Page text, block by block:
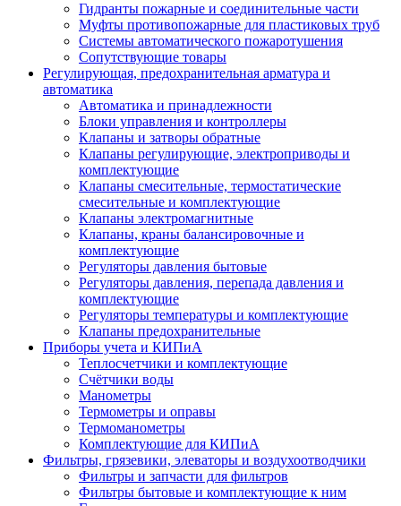
Гидранты пожарные и соединительные части
Муфты противопожарные для пластиковых труб
Системы автоматического пожаротушения
Сопутствующие товары
Регулирующая, предохранительная арматура и
автоматика
Автоматика и принадлежности
Блоки управления и контроллеры
Клапаны и затворы обратные
Клапаны регулирующие, электроприводы и
комплектующие
Клапаны смесительные, термостатические
смесительные и комплектующие
Клапаны электромагнитные
Клапаны, краны балансировочные и
комплектующие
Регуляторы давления бытовые
Регуляторы давления, перепада давления и
комплектующие
Регуляторы температуры и комплектующие
Клапаны предохранительные
Приборы учета и КИПиА
Теплосчетчики и комплектующие
Счётчики воды
Манометры
Термометры и оправы
Термоманометры
Комплектующие для КИПиА
Фильтры, грязевики, элеваторы и воздухоотводчики
Фильтры и запчасти для фильтров
Фильтры бытовые и комплектующие к ним